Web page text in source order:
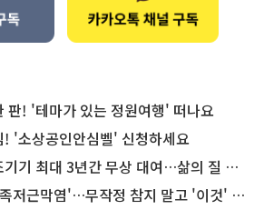
판! '테마가 있는 정원여행' 떠나요
! '소상공인안심벨' 신청하세요
최대 3년간 무상 대여…삶의 질 높인다
근막염'…무작정 참지 말고 '이것' 해보세요!